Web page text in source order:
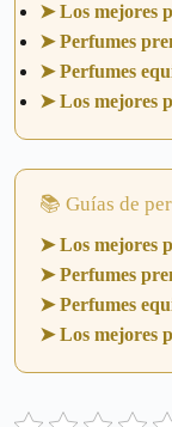
➤ Los mejores
➤ Perfumes
➤ Perfumes
➤ Los mejores
📚 Guías de
➤ Los mejores
➤ Perfumes
➤ Perfumes
➤ Los mejores